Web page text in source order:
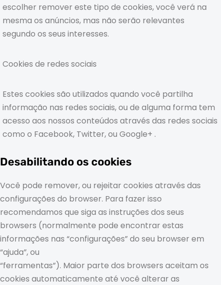
escolher remover este tipo de cookies, você verá na
mesma os anúncios, mas não serão relevantes
segundo os seus interesses.
Cookies de redes sociais
Estes cookies são utilizados quando você partilha
informação nas redes sociais, ou de alguma forma tem
acesso aos nossos conteúdos através das redes sociais
como o Facebook, Twitter, ou Google+ .
Desabilitando os cookies
Você pode remover, ou rejeitar cookies através das
configurações do browser. Para fazer isso
recomendamos que siga as instruções dos seus
browsers (normalmente pode encontrar estas
informações nas “configurações” do seu browser em
“ajuda”, ou
“ferramentas”). Maior parte dos browsers aceitam os
cookies automaticamente até você alterar as